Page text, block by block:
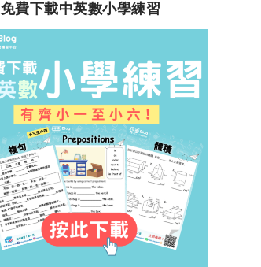
免費下載中英數小學練習